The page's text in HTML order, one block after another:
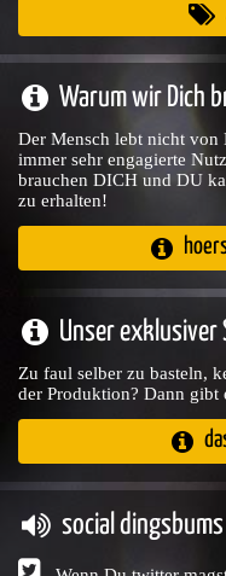
Warum wir Dich
Der Mensch lebt nicht von
immer sehr engagierte
brauchen DICH und DU
zu erhalten!
Unser exklusiver
Zu faul selber zu basteln,
der Produktion? Dann gibt
social dingsbums